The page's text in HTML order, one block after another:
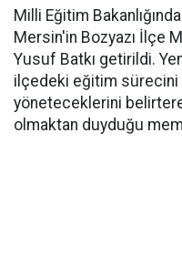
Milli Eğitim
Mersin'in Bozyazı İlçe
Yusuf Batkı getirildi.
ilçedeki eğitim sürecini
yöneteceklerini
olmaktan duyduğu